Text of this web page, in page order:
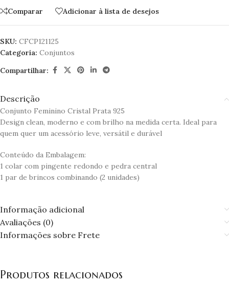
Comparar Adicionar à lista de desejos
SKU: CFCP121125
Categoria: Conjuntos
Compartilhar:
Descrição
Conjunto Feminino Cristal Prata 925
Design clean, moderno e com brilho na medida certa. Ideal para
quem quer um acessório leve, versátil e durável
Conteúdo da Embalagem:
1 colar com pingente redondo e pedra central
1 par de brincos combinando (2 unidades)
Informação adicional
Avaliações (0)
Informações sobre Frete
Produtos relacionados